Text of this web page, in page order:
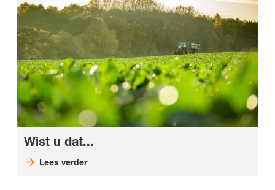
Wist u dat...
Lees verder